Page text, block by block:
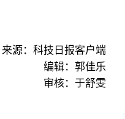
来源：科技日报客户端
编辑：郭佳乐
审核：于舒雯